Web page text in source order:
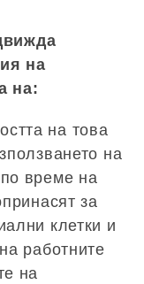
на
на:
на това
на
време на
за
клетки и
работните
на